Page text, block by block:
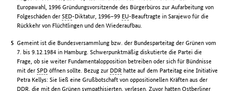
Europawahl, 1996 Gründungsvorsitzende des Bürgerbüros zur Aufarbeitung von
Folgeschäden derSED-Diktatur, 1996–99 EU-Beauftragte in Sarajewo für die
Rückkehr von Flüchtlingen und den Wiederaufbau.
Gemeint ist die Bundesversammlung bzw. der Bundesparteitag der Grünen vom
7. bis 9.12.1984 in Hamburg. Schwerpunktmäßig diskutierte die Partei die
Frage, ob sie weiter Fundamentalopposition betreiben oder sich für Bündnisse
mit derSPD öffnen sollte. Bezug zur DDR hatte auf dem Parteitag eine Initiative
Petra Kellys: Sie ließ eine Grußbotschaft von oppositionellen Kräften aus der
DDR , die mit den Grünen sympathisierten, verlesen. Zuvor hatten Ostberliner